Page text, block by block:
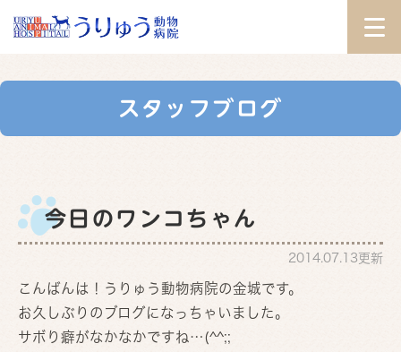
スタッフブログ
今日のワンコちゃん
2014.07.13更新
こんばんは！うりゅう動物病院の金城です。
お久しぶりのブログになっちゃいました。
サボり癖がなかなかですね…(^^;;